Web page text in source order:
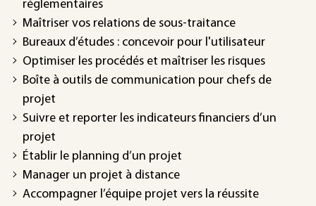
réglementaires
Maîtriser vos relations de sous-traitance
Bureaux d’études : concevoir pour l'utilisateur
Optimiser les procédés et maîtriser les risques
Boîte à outils de communication pour chefs de
projet
Suivre et reporter les indicateurs financiers d’un
projet
Établir le planning d’un projet
Manager un projet à distance
Accompagner l’équipe projet vers la réussite